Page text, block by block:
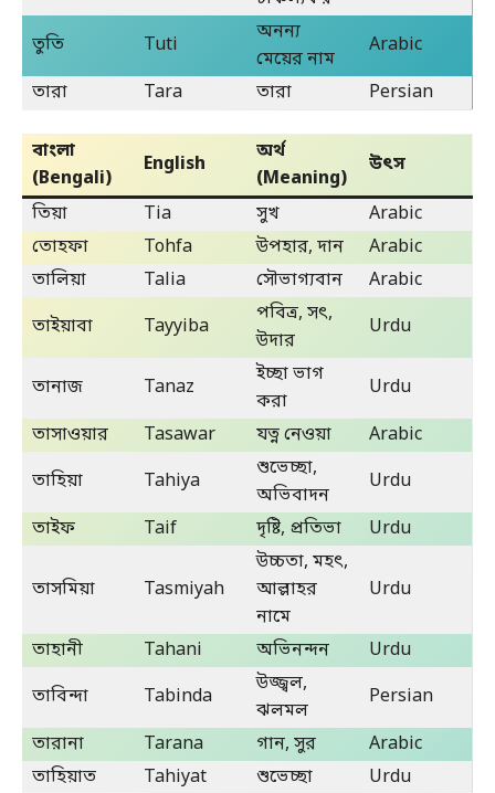
তুতি
Tuti
অনন্য
মেয়ের নাম
Arabic
তারা
Tara তারা Persian
বাংলা
(Bengali)
English
অর্থ
(Meaning)
উৎস
তিয়া Tia সুখ
Arabic
তোহফা
Tohfa উপহার, দান
Arabic
তালিয়া
Talia সৌভাগ্যবান
Arabic
তাইয়াবা
Tayyiba
পবিত্র, সৎ,
উদার
Urdu
তানাজ Tanaz
ইচ্ছা ভাগ
করা
Urdu
তাসাওয়ার
Tasawar যত্ন নেওয়া
Arabic
তাহিয়া
Tahiya
শুভেচ্ছা,
অভিবাদন
Urdu
তাইফ
Taif দৃষ্টি, প্রতিভা Urdu
তাসমিয়া Tasmiyah
উচ্চতা, মহৎ,
আল্লাহর
নামে
Urdu
তাহানী Tahani অভিনন্দন
Urdu
তাবিন্দা
Tabinda
উজ্জ্বল,
ঝলমল
Persian
তারানা
Tarana গান, সুর
Arabic
তাহিয়াত
Tahiyat শুভেচ্ছা
Urdu